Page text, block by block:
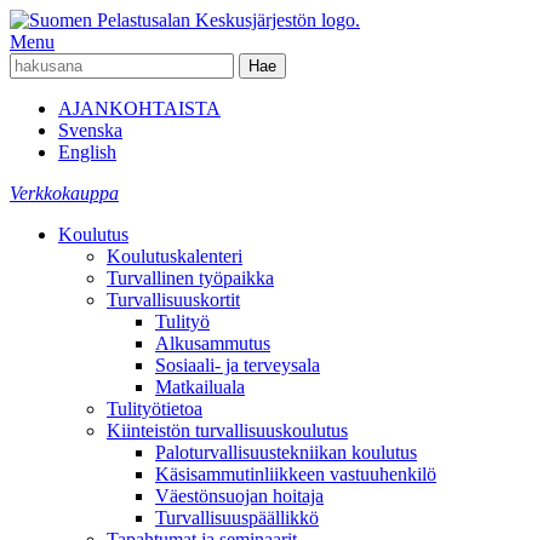
Menu
AJANKOHTAISTA
Svenska
English
Verkkokauppa
Koulutus
Koulutuskalenteri
Turvallinen työpaikka
Turvallisuuskortit
Tulityö
Alkusammutus
Sosiaali- ja terveysala
Matkailuala
Tulityötietoa
Kiinteistön turvallisuuskoulutus
Paloturvallisuustekniikan koulutus
Käsisammutinliikkeen vastuuhenkilö
Väestönsuojan hoitaja
Turvallisuuspäällikkö